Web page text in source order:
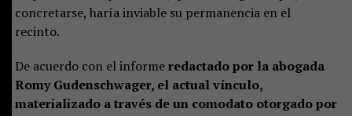
concretarse, haría inviable su permanencia en el
recinto.
De acuerdo con el informeredactado por la abogada
Romy Gudenschwager, el actual vínculo,
materializado a través de un comodato otorgado por